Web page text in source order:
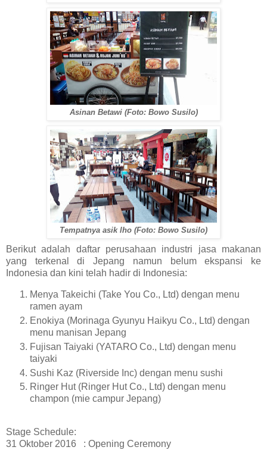
Asinan Betawi (Foto: Bowo Susilo)
Tempatnya asik lho (Foto: Bowo Susilo)
Berikut adalah daftar perusahaan industri jasa makanan
yang terkenal di Jepang namun belum ekspansi ke
Indonesia dan kini telah hadir di Indonesia:
Menya Takeichi (Take You Co., Ltd) dengan menu
ramen ayam
Enokiya (Morinaga Gyunyu Haikyu Co., Ltd) dengan
menu manisan Jepang
Fujisan Taiyaki (YATARO Co., Ltd) dengan menu
taiyaki
Sushi Kaz (Riverside Inc) dengan menu sushi
Ringer Hut (Ringer Hut Co., Ltd) dengan menu
champon (mie campur Jepang)
Stage Schedule:
31 Oktober 2016 : Opening Ceremony